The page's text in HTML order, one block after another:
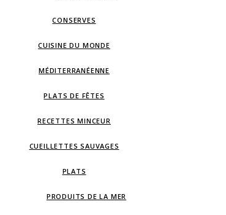
CONSERVES
CUISINE DU MONDE
MÉDITERRANÉENNE
PLATS DE FÊTES
RECETTES MINCEUR
CUEILLETTES SAUVAGES
PLATS
PRODUITS DE LA MER